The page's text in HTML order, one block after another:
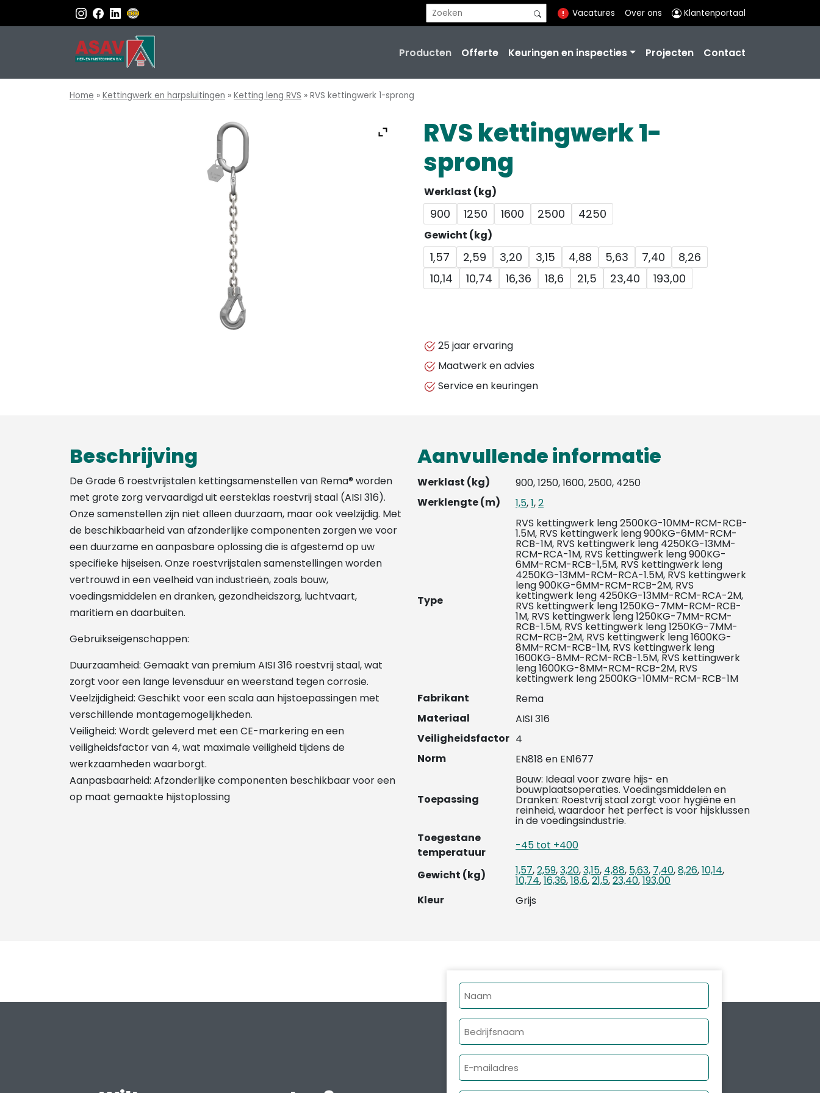
Vacatures Over ons Klantenportaal
Producten Offerte Keuringen en inspecties Projecten Contact
Home » Kettingwerk en harpsluitingen » Ketting leng RVS » RVS kettingwerk 1-sprong
RVS kettingwerk 1-
sprong
Werklast (kg)
900 1250 1600 2500 4250
Gewicht (kg)
1,57 2,59 3,20 3,15 4,88 5,63 7,40
8,26
10,14
10,74 16,36 18,6 21,5 23,40 193,00
25 jaar ervaring
Maatwerk en advies
Service en keuringen
Beschrijving
De Grade 6 roestvrijstalen kettingsamenstellen van Rema® worden
met grote zorg vervaardigd uit eersteklas roestvrij staal (AISI 316).
Onze samenstellen zijn niet alleen duurzaam, maar ook veelzijdig. Met
de beschikbaarheid van afzonderlijke componenten zorgen we voor
een duurzame en aanpasbare oplossing die is afgestemd op uw
specifieke hijseisen. Onze roestvrijstalen samenstellingen worden
vertrouwd in een veelheid van industrieën, zoals bouw,
voedingsmiddelen en dranken, gezondheidszorg, luchtvaart,
maritiem en daarbuiten.
Gebruikseigenschappen:
Duurzaamheid: Gemaakt van premium AISI 316 roestvrij staal, wat
zorgt voor een lange levensduur en weerstand tegen corrosie.
Veelzijdigheid: Geschikt voor een scala aan hijstoepassingen met
verschillende montagemogelijkheden.
Veiligheid: Wordt geleverd met een CE-markering en een
veiligheidsfactor van 4, wat maximale veiligheid tijdens de
werkzaamheden waarborgt.
Aanpasbaarheid: Afzonderlijke componenten beschikbaar voor een
op maat gemaakte hijstoplossing
Aanvullende informatie
Werklast (kg)
900, 1250, 1600, 2500, 4250
Werklengte (m)
1,5,1,2
Type
RVS kettingwerk leng 2500KG-10MM-RCM-RCB-
1.5M, RVS kettingwerk leng 900KG-6MM-RCM-
RCB-1M, RVS kettingwerk leng 4250KG-13MM-
RCM-RCA-1M, RVS kettingwerk leng 900KG-
6MM-RCM-RCB-1,5M, RVS kettingwerk leng
4250KG-13MM-RCM-RCA-1.5M, RVS kettingwerk
leng 900KG-6MM-RCM-RCB-2M, RVS
kettingwerk leng 4250KG-13MM-RCM-RCA-2M,
RVS kettingwerk leng 1250KG-7MM-RCM-RCB-
1M, RVS kettingwerk leng 1250KG-7MM-RCM-
RCB-1.5M, RVS kettingwerk leng 1250KG-7MM-
RCM-RCB-2M, RVS kettingwerk leng 1600KG-
8MM-RCM-RCB-1M, RVS kettingwerk leng
1600KG-8MM-RCM-RCB-1.5M, RVS kettingwerk
leng 1600KG-8MM-RCM-RCB-2M, RVS
kettingwerk leng 2500KG-10MM-RCM-RCB-1M
Fabrikant
Rema
Materiaal
AISI 316
Veiligheidsfactor 4
Norm
EN818 en EN1677
Toepassing
Bouw: Ideaal voor zware hijs- en
bouwplaatsoperaties. Voedingsmiddelen en
Dranken: Roestvrij staal zorgt voor hygiëne en
reinheid, waardoor het perfect is voor hijsklussen
in de voedingsindustrie.
Toegestane
temperatuur
-45 tot +400
Gewicht (kg) 1,57,2,59,3,20,3,15, 4,88, 5,63, 7,40,8,26,10,14,
10,74,16,36,18,6,21,5,23,40,193,00
Kleur
Grijs
Naam
Bedrijfsnaam
E-
mailadres